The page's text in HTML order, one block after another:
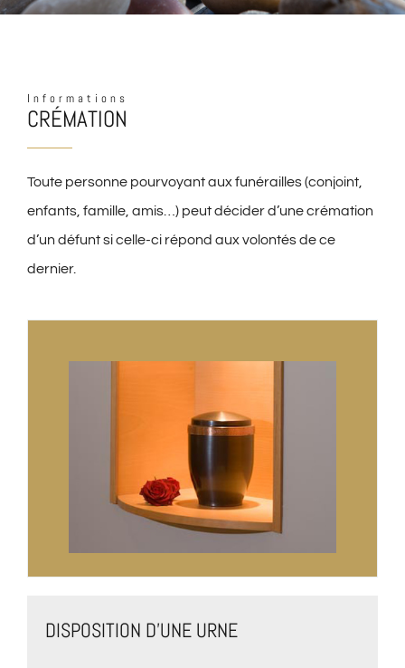
Informations
CRÉMATION
Toute personne pourvoyant aux funérailles (conjoint,
enfants, famille, amis…) peut décider d’une crémation
d’un défunt si celle-ci répond aux volontés de ce
dernier.
DISPOSITION D’UNE URNE